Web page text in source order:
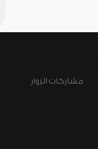
مشاركات الزوار